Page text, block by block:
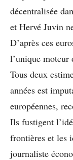
décentralisée
et Hervé Juvin
D’après ces
l’unique moteur
Tous deux
années est
européennes,
Ils fustigent
frontières et les
journaliste